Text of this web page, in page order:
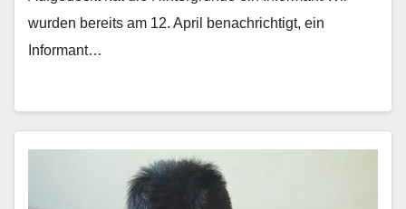
wurden bereits am 12. April benachrichtigt, ein
Informant…